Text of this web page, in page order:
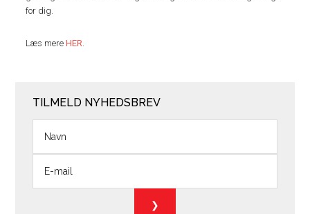
for dig.
Læs mereHER
TILMELD NYHEDSBREV